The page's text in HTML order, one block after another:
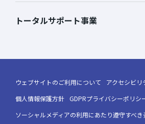
トータルサポート事業
ウェブサイトのご利用について アクセシビリ
個人情報保護方針
GDPRプライバシーポリシ
ソーシャルメディアの利用にあたり遵守すべ